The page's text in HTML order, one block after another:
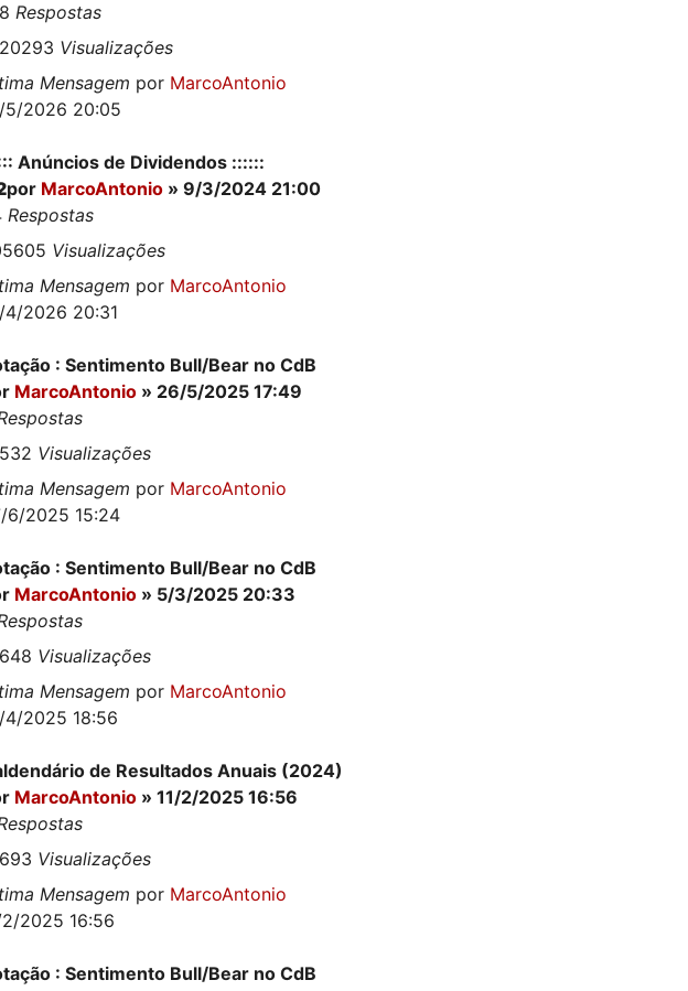
Respostas
Visualizações
Mensagem por MarcoAntonio
5/2026 20:05
Anúncios de Dividendos ::::::
por MarcoAntonio » 9/3/2024 21:00
Respostas
Visualizações
Mensagem por MarcoAntonio
4/2026 20:31
: Sentimento Bull/Bear no CdB
MarcoAntonio » 26/5/2025 17:49
Visualizações
Mensagem por MarcoAntonio
6/2025 15:24
: Sentimento Bull/Bear no CdB
MarcoAntonio » 5/3/2025 20:33
Visualizações
Mensagem por MarcoAntonio
4/2025 18:56
de Resultados Anuais (2024)
MarcoAntonio » 11/2/2025 16:56
Visualizações
Mensagem por MarcoAntonio
2/2025 16:56
: Sentimento Bull/Bear no CdB